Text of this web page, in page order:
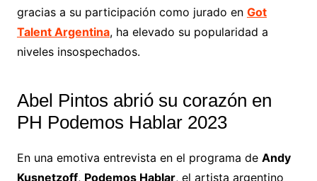
gracias a su participación como jurado en Got
Talent Argentina, ha elevado su popularidad a
niveles insospechados.
Abel Pintos abrió su corazón en
PH Podemos Hablar 2023
En una emotiva entrevista en el programa de Andy
Kusnetzoff, Podemos Hablar, el artista argentino